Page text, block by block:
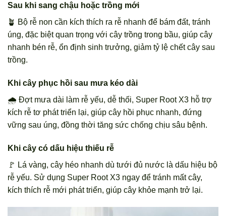
Sau khi sang chậu hoặc trồng mới
🪴 Bộ rễ non cần kích thích ra rễ nhanh để bám đất, tránh
úng, đặc biệt quan trọng với cây trồng trong bầu, giúp cây
nhanh bén rễ, ổn định sinh trưởng, giảm tỷ lệ chết cây sau
trồng.
Khi cây phục hồi sau mưa kéo dài
🌧️ Đợt mưa dài làm rễ yếu, dễ thối, Super Root X3 hỗ trợ
kích rễ tơ phát triển lại, giúp cây hồi phục nhanh, đứng
vững sau úng, đồng thời tăng sức chống chịu sâu bệnh.
Khi cây có dấu hiệu thiếu rễ
🚩 Lá vàng, cây héo nhanh dù tưới đủ nước là dấu hiệu bộ
rễ yếu. Sử dụng Super Root X3 ngay để tránh mất cây,
kích thích rễ mới phát triển, giúp cây khỏe mạnh trở lại.